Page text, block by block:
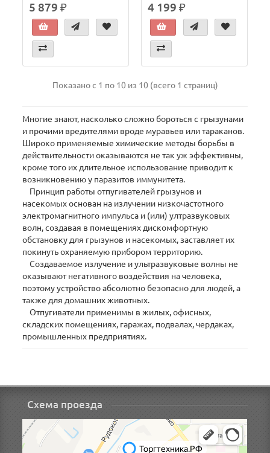
5 879 ₽ 4 199 ₽
Показано с 1 по 10 из 10 (всего 1 страниц)
Многие знают, насколько сложно бороться с грызунами
и прочими вредителями вроде муравьев или тараканов.
Широко применяемые химические методы борьбы в
действительности оказываются не так уж эффективны,
кроме того их длительное использование приводит к
возникновению у паразитов иммунитета.
Принцип работы отпугивателей грызунов и
насекомых основан на излучении низкочастотного
электромагнитного импульса и (или) ултразвуковых
волн, создавая в помещениях дискомфортную
обстановку для грызунов и насекомых, заставляет их
покинуть охраняемую прибором территорию.
Создаваемое излучение и ультразвуковые волны не
оказывают негативного воздействия на человека,
поэтому устройство абсолютно безопасно для людей, а
также для домашних животных.
Отпугиватели применимы в жилых, офисных,
складских помещениях, гаражах, подвалах, чердаках,
промышленных предприятиях.
Схема проезда